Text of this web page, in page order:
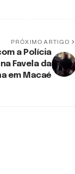
PRÓXIMO ARTIGO
a Polícia
Favela da
em Macaé